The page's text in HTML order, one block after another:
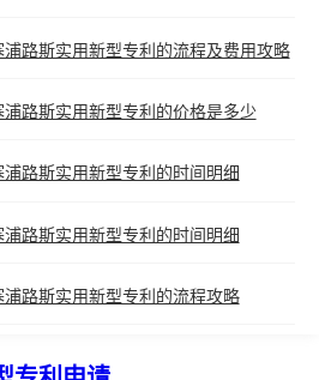
浦路斯实用新型专利的流程及费用攻略
浦路斯实用新型专利的价格是多少
浦路斯实用新型专利的时间明细
浦路斯实用新型专利的时间明细
浦路斯实用新型专利的流程攻略